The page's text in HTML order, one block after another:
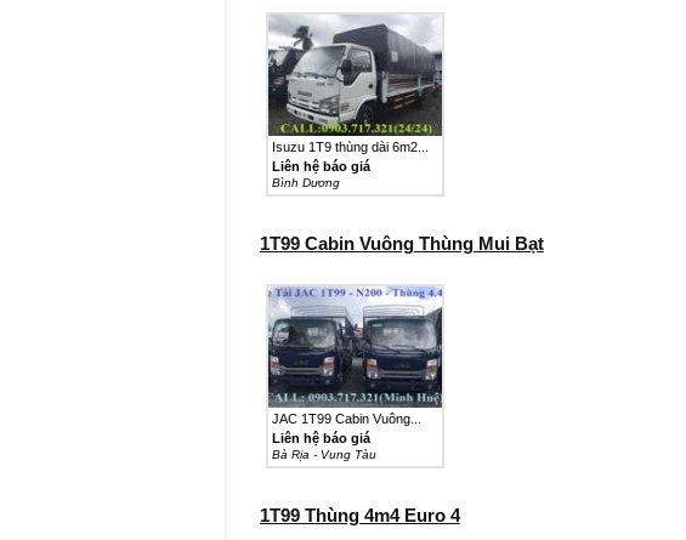
Isuzu 1T9 thùng dài 6m2...
Liên hệ báo giá
Bình Dương
1T99 Cabin Vuông Thùng Mui Bạt
JAC 1T99 Cabin Vuông...
Liên hệ báo giá
Bà Rịa - Vung Tàu
1T99 Thùng 4m4 Euro 4